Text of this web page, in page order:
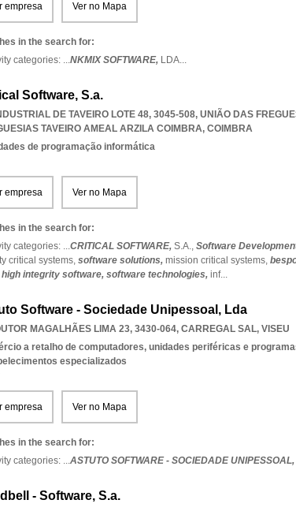
empresa Ver no Mapa
in the search for:
categories: ...NKMIX SOFTWARE, LDA...
Software, S.a.
DE TAVEIRO LOTE 48, 3045-508, UNIÃO DAS
TAVEIRO AMEAL ARZILA COIMBRA, COIMBRA
de programação informática
empresa Ver no Mapa
in the search for:
categories: ...CRITICAL SOFTWARE, S.A., Software
critical systems, software solutions, mission critical systems,
high integrity software, software technologies, inf...
Software - Sociedade Unipessoal, Lda
MAGALHÃES LIMA 23, 3430-064, CARREGAL SAL, VISEU
a retalho de computadores, unidades periféricas e
especializados
empresa Ver no Mapa
in the search for:
categories: ...ASTUTO SOFTWARE - SOCIEDADE UNIPESSOAL,
- Software, S.a.